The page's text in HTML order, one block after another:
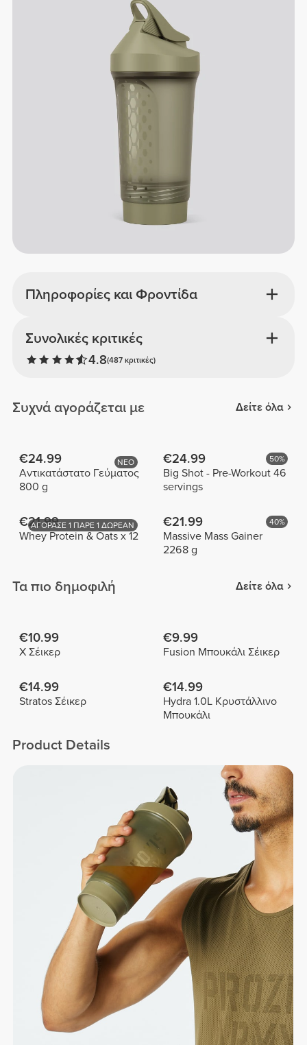
Πληροφορίες και Φροντίδα
Συνολικές κριτικές
4.8(487 κριτικές)
Συχνά αγοράζεται με Δείτε όλα
ΝΕΟ
€24.99
Αντικατάστατο Γεύματος
800 g
€24.99 50%
Big Shot - Pre-Workout 46
servings
ΑΓΟΡΑΣΕ 1 ΠΑΡΕ 1 ΔΩΡΕΑΝ
€21.99
Whey Protein & Oats x 12
€21.99 40%
Massive Mass Gainer
2268 g
Τα πιο δημοφιλή Δείτε όλα
€10.99
X Σέικερ
€9.99
Fusion Μπουκάλι Σέικερ
€14.99
Stratos Σέικερ
€14.99
Hydra 1.0L Κρυστάλλινο
Μπουκάλι
Product Details